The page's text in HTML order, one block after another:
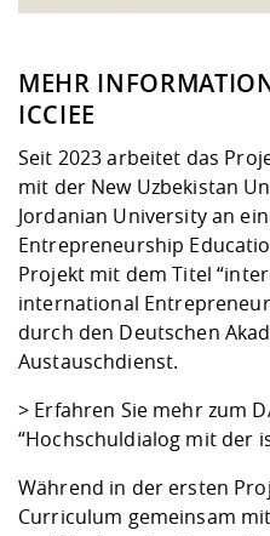
MEHR
ICCIEE
Seit 2023 arbeitet das
mit der New Uzbekistan
Jordanian University an
Entrepreneurship
Projekt mit dem Titel
international
durch den Deutschen
Austauschdienst.
> Erfahren Sie mehr zum
“Hochschuldialog mit der
Während in der ersten
Curriculum gemeinsam